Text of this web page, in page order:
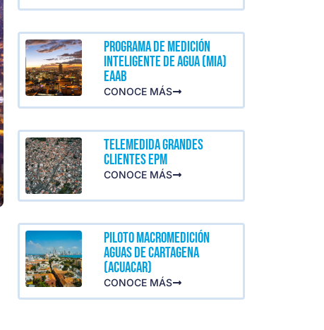
PROGRAMA DE MEDICIÓN
INTELIGENTE DE AGUA (MIA)
EAAB
CONOCE MÁS
TELEMEDIDA GRANDES
CLIENTES EPM
CONOCE MÁS
PILOTO MACROMEDICIÓN
AGUAS DE CARTAGENA
(ACUACAR)
CONOCE MÁS